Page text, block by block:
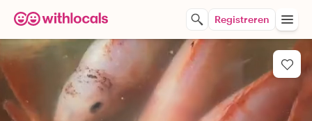
Registreren